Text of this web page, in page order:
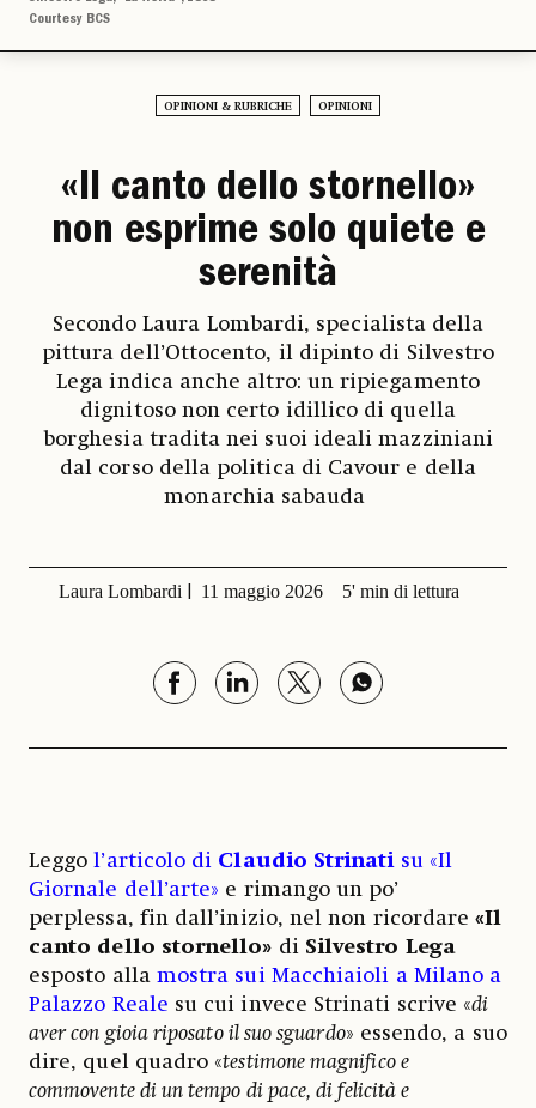
Courtesy BCS
OPINIONI & RUBRICHE OPINIONI
«Il canto dello stornello»
non esprime solo quiete e
serenità
Secondo Laura Lombardi, specialista della
pittura dell’Ottocento, il dipinto di Silvestro
Lega indica anche altro: un ripiegamento
dignitoso non certo idillico di quella
borghesia tradita nei suoi ideali mazziniani
dal corso della politica di Cavour e della
monarchia sabauda
Laura Lombardi 11 maggio 2026 5' min di lettura
Leggol’articolo di Claudio Strinatisu «Il
Giornale dell’arte» e rimango un po’
perplessa, fin dall’inizio, nel non ricordare«Il
canto dello stornello» di Silvestro Lega
esposto alla mostra sui Macchiaioli a Milano a
Palazzo Reale su cui invece Strinati scrive «di
aver con gioia riposato il suo sguardo» essendo, a suo
dire, quel quadro «testimone magnifico e
commovente di un tempo di pace, di felicità e